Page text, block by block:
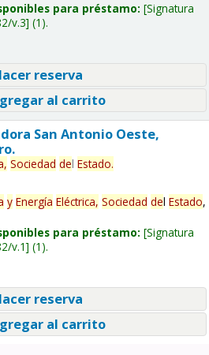
para préstamo: Signatura
v.3 (1).
reserva
al carrito
San Antonio Oeste,
Sociedad del Estado.
y Energía Eléctrica, Sociedad del Estado,
para préstamo: Signatura
v.1 (1).
reserva
al carrito